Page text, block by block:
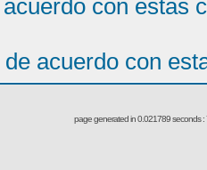
con estas
acuerdo con
page generated in 0.021789 seconds :